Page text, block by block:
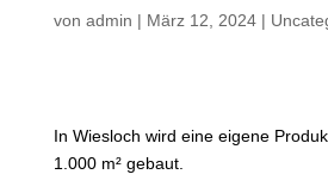
von admin | März 12, 2024|
In Wiesloch wird eine eigene
1.000 m² gebaut.